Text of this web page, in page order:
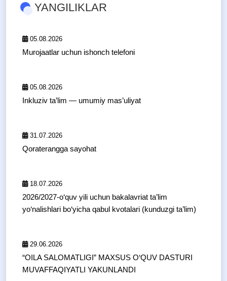
YANGILIKLAR
05.08.2026
Murojaatlar uchun ishonch telefoni
05.08.2026
Inkluziv ta’lim — umumiy mas’uliyat
31.07.2026
Qoraterangga sayohat
18.07.2026
2026/2027-o‘quv yili uchun bakalavriat ta’lim
yo‘nalishlari bo‘yicha qabul kvotalari (kunduzgi ta’lim)
29.06.2026
“OILA SALOMATLIGI” MAXSUS O‘QUV DASTURI
MUVAFFAQIYATLI YAKUNLANDI